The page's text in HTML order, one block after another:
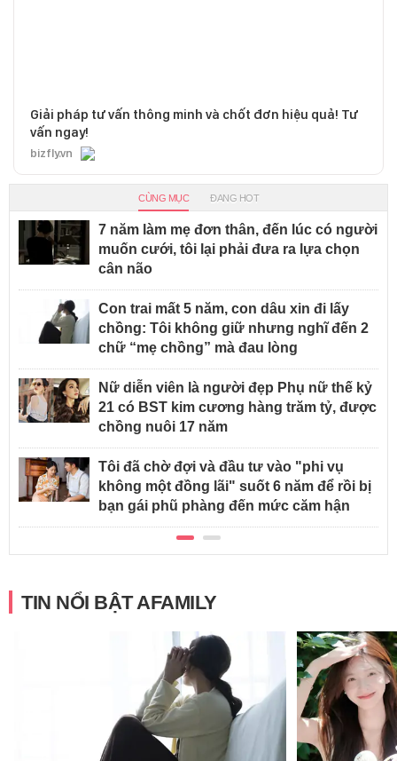
Giải pháp tư vấn thông minh và chốt đơn hiệu quả! Tư
vấn ngay!
bizfly.vn
CÙNG MỤC ĐANG HOT
7 năm làm mẹ đơn thân, đến lúc có người
muốn cưới, tôi lại phải đưa ra lựa chọn
cân não
Con trai mất 5 năm, con dâu xin đi lấy
chồng: Tôi không giữ nhưng nghĩ đến 2
chữ “mẹ chồng” mà đau lòng
Nữ diễn viên là người đẹp Phụ nữ thế kỷ
21 có BST kim cương hàng trăm tỷ, được
chồng nuôi 17 năm
Tôi đã chờ đợi và đầu tư vào "phi vụ
không một đồng lãi" suốt 6 năm để rồi bị
bạn gái phũ phàng đến mức căm hận
TIN NỔI BẬT AFAMILY